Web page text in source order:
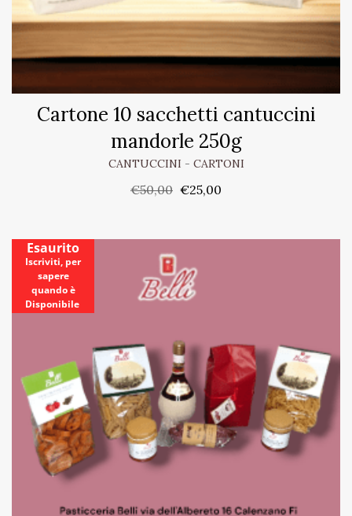
Cartone 10 sacchetti cantuccini
mandorle 250g
CANTUCCINI - CARTONI
€50,00 €25,00
Esaurito
Iscriviti, per
sapere
quando è
Disponibile